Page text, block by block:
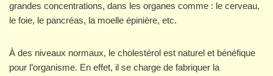
grandes concentrations, dans les organes comme : le cerveau,
le foie, le pancréas, la moelle épinière, etc.
À des niveaux normaux, le cholestérol est naturel et bénéfique
pour l’organisme. En effet, il se charge de fabriquer la